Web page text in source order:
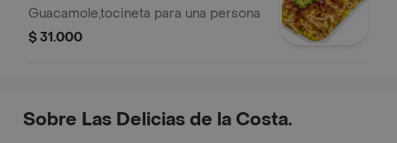
Guacamole,tocineta para una persona
$ 31.000
Sobre Las Delicias de la Costa.